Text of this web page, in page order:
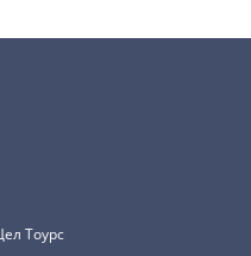
Тоурс